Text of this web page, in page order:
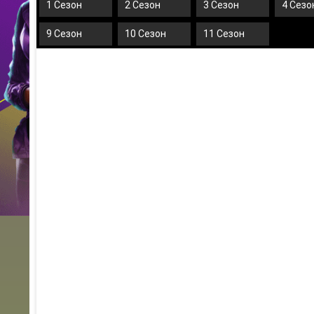
1 Сезон 2 Сезон 3 Сезон 4
9 Сезон 10 Сезон 11 Сезон